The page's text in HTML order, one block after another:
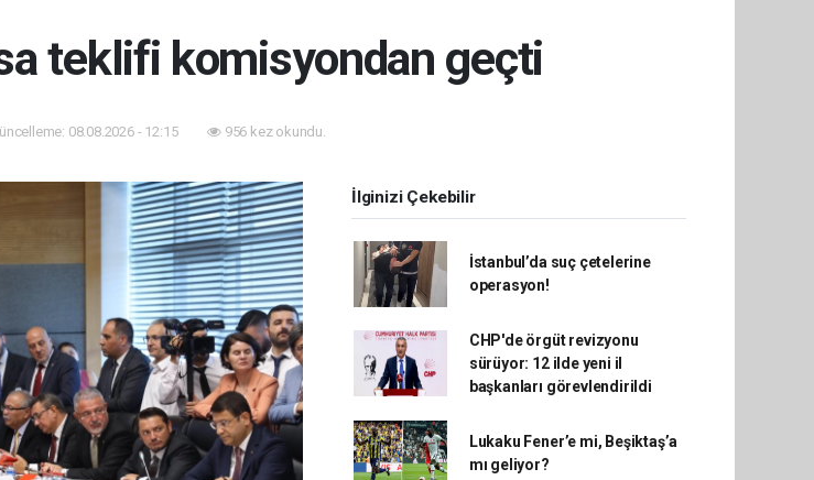
teklifi komisyondan geçti
08.08.2026 - 12:15 956 kez okundu.
İlginizi Çekebilir
İstanbul’da suç çetelerine
operasyon!
CHP'de örgüt revizyonu
sürüyor: 12 ilde yeni il
başkanları görevlendirildi
Lukaku Fener’e mi, Beşiktaş’a
mı geliyor?